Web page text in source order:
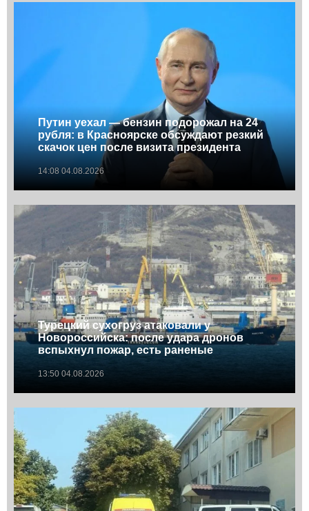
Путин уехал — бензин подорожал на 24
рубля: в Красноярске обсуждают резкий
скачок цен после визита президента
14:08 04.08.2026
Турецкий сухогруз атаковали у
Новороссийска: после удара дронов
вспыхнул пожар, есть раненые
13:50 04.08.2026